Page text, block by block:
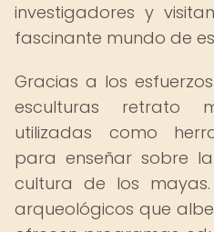
investigadores y
fascinante mundo de
Gracias a los
esculturas retrato
utilizadas como
para enseñar sobre
cultura de los
arqueológicos que